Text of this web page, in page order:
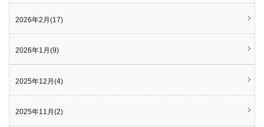
2026年2月(17)
2026年1月(9)
2025年12月(4)
2025年11月(2)